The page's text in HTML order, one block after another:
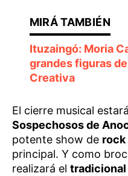
Ituzaingó: Moria
grandes figuras
Creativa
El cierre musical
Sospechosos de
potente show de rock
principal. Y como
realizará el